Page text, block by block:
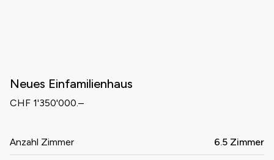
Neues Einfamilienhaus
CHF 1'350'000.–
Anzahl Zimmer 6.5 Zimmer